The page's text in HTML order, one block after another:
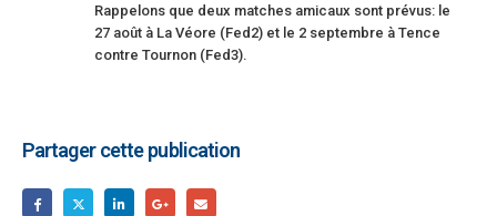
Rappelons que deux matches amicaux sont prévus: le
27 août à La Véore (Fed2) et le 2 septembre à Tence
contre Tournon (Fed3).
Partager cette publication